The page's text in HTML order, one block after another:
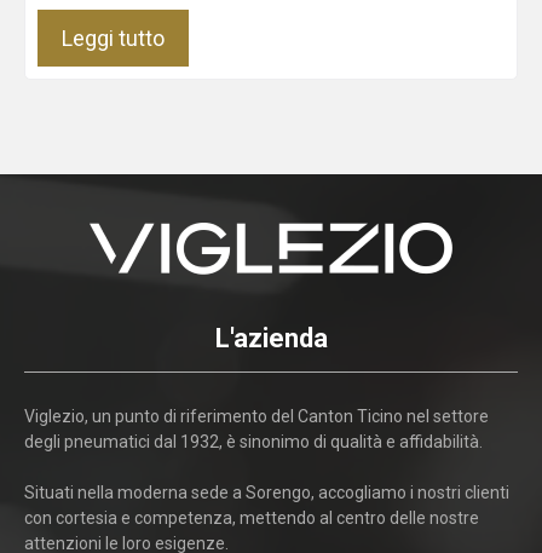
Leggi tutto
L'azienda
Viglezio, un punto di riferimento del Canton Ticino nel settore
degli pneumatici dal 1932, è sinonimo di qualità e affidabilità.
Situati nella moderna sede a Sorengo, accogliamo i nostri clienti
con cortesia e competenza, mettendo al centro delle nostre
attenzioni le loro esigenze.